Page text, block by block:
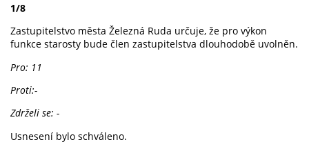
1/8
Zastupitelstvo města Železná Ruda určuje, že pro výkon
funkce starosty bude člen zastupitelstva dlouhodobě uvolněn.
Pro: 11
Proti:-
Zdrželi se: -
Usnesení bylo schváleno.